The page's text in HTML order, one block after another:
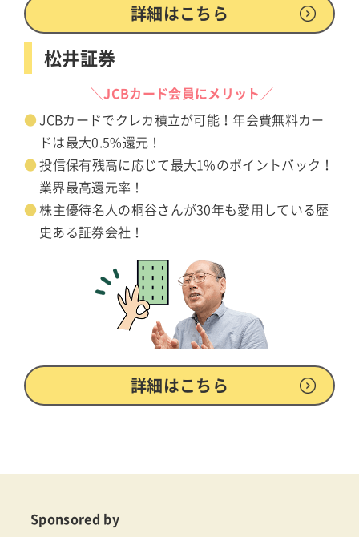
詳細はこちら
松井証券
＼JCBカード会員にメリット／
JCBカードでクレカ積立が可能！年会費無料カー
ドは最大0.5%還元！
投信保有残高に応じて最大1%のポイントバック！
業界最高還元率！
株主優待名人の桐谷さんが30年も愛用している歴
史ある証券会社！
詳細はこちら
Sponsored by